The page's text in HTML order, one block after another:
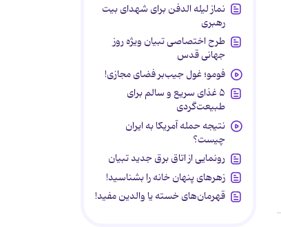
نماز لیله الدفن برای شهدای بیت
رهبری
طرح اختصاصی تبیان ویژه روز
جهانی قدس
فومو؛ غول جیب‌بر فضای مجازی!
۵ غذای سریع و سالم برای
طبیعت‌گردی
نتیجه حمله آمریکا به ایران
چیست؟
رونمایی از اتاق برق جدید تبیان
زهرهای پنهان خانه را بشناسید!
قهرمان‌های خسته یا والدین مفید!